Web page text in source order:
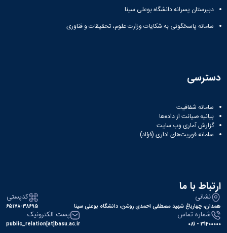
دبیرستان پسرانه دانشگاه بوعلی سینا
سامانه پاسخگوئی به شکایات وزارت علوم، تحقیقات و فناوری
دسترسی
سامانه شفافیت
بیانیه صیانت از داده‌ها
گزارش آماری وب‌ سایت
سامانه فوریت‌های اداری (فؤاد)
ارتباط با ما
نشانی
همدان، چهارباغ شهید مصطفی احمدی روشن، دانشگاه بوعلی سینا
کدپستی
۶۵۱۷۸-۳۸۶۹۵
شماره تماس
31400000 - 081
پست الکترونیک
public_relation[at]basu.ac.ir